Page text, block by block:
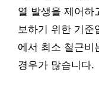
열 발생을 제어하
보하기 위한 기준
에서 최소 철근비
경우가 많습니다.